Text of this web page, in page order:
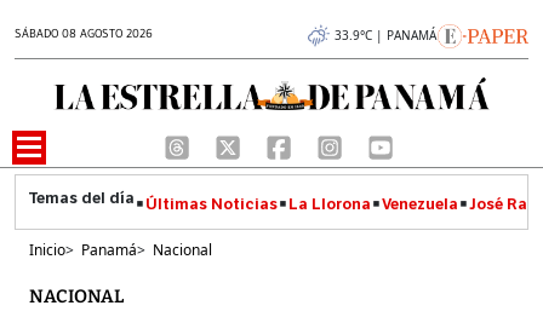
SÁBADO 08 AGOSTO 2026 33.9°C | PANAMÁ
Últimas Noticias La Llorona Venezuela José
Inicio> Panamá> Nacional
NACIONAL